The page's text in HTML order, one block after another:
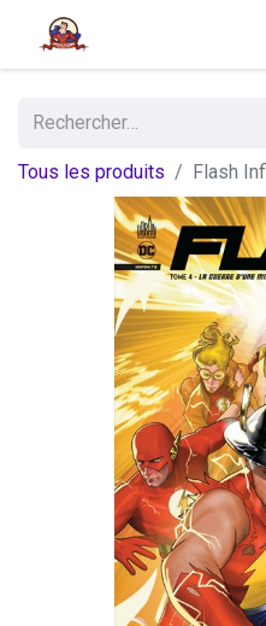
Tous les produits Flash